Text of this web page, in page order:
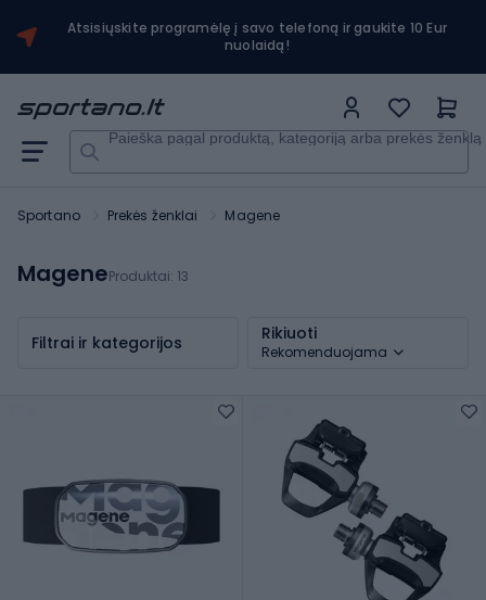
Atsisiųskite programėlę į savo telefoną ir gaukite 10 Eur
nuolaidą!
Paieška pagal produktą, kategoriją arba prekės ženklą
Sportano Prekės ženklai Magene
MageneProduktai: 13
Filtrai ir kategorijos Rikiuoti
Rekomenduojama